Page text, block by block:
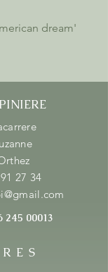
dream'
27 34
245 00013